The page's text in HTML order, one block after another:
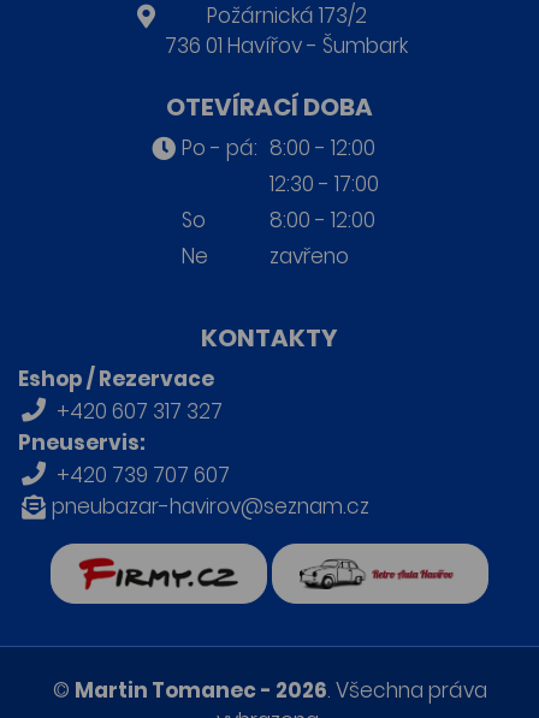
Požárnická 173/2
736 01 Havířov - Šumbark
OTEVÍRACÍ DOBA
Po - pá: 8:00 - 12:00
12:30 - 17:00
So
8:00 - 12:00
Ne
zavřeno
KONTAKTY
Eshop / Rezervace
+420 607 317 327
Pneuservis:
+420 739 707 607
pneubazar-havirov@seznam.cz
Retro auta Havířov
© Martin Tomanec - 2026. Všechna práva